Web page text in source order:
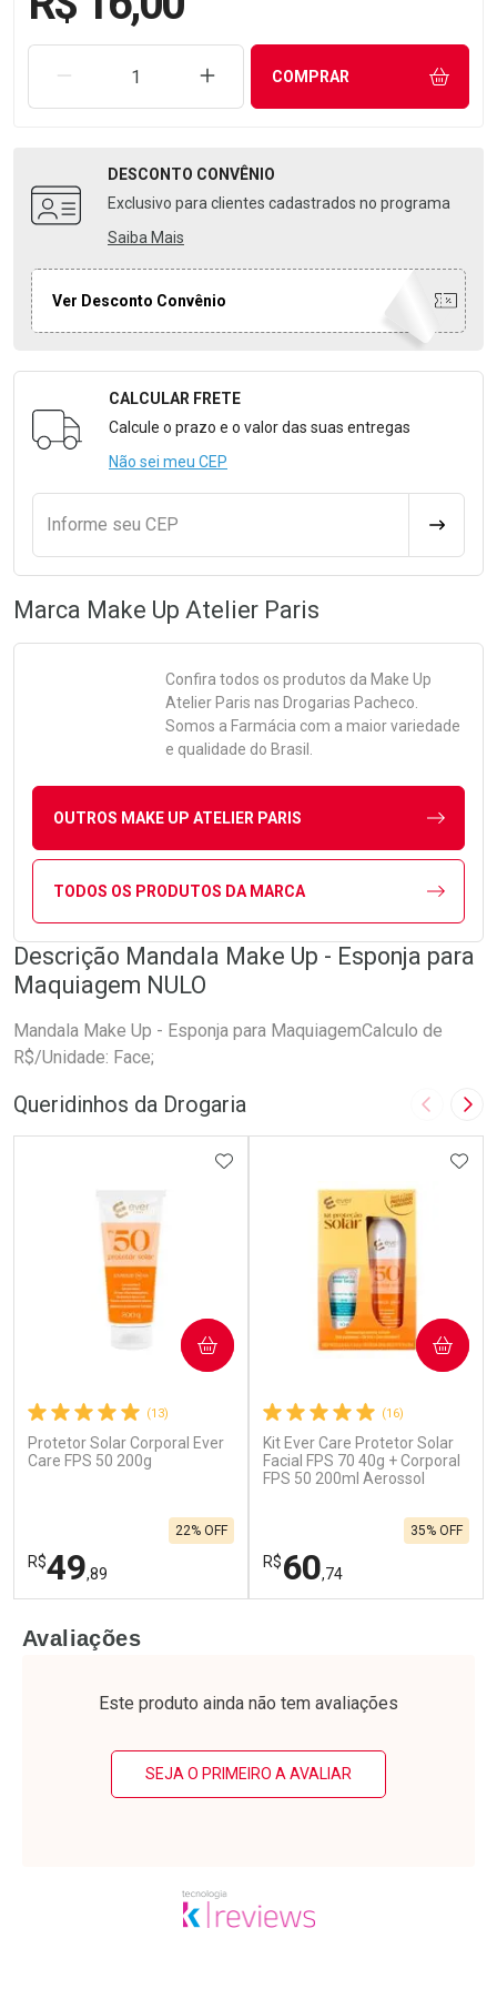
REMOVER UMA UNIDADEAUMENTAR UMA UNIDADE
COMPRAR
DESCONTO CONVÊNIO
Exclusivo para clientes cadastrados no programa
Saiba Mais
Ver Desconto Convênio
Formulário para Calcular o Frete
CALCULAR FRETE
Calcule o prazo e o valor das suas entregas
Não sei meu CEP
Informe seu CEP
Marca Make Up Atelier Paris
Confira todos os produtos da Make Up
Atelier Paris nas Drogarias Pacheco.
Somos a Farmácia com a maior variedade
e qualidade do Brasil.
OUTROS MAKE UP ATELIER PARIS
TODOS OS PRODUTOS DA MARCA
Descrição Mandala Make Up - Esponja para
Maquiagem NULO
Mandala Make Up - Esponja para MaquiagemCalculo de
R$/Unidade: Face;
Queridinhos da Drogaria Imagem
(13)
Protetor Solar Corporal Ever
Care FPS 50 200g
R$49,89
22% OFF
ADICIONAR AOS FAVORITOS
COMPRAR
Laboratório
Por Menos
(16)
Kit Ever Care Protetor Solar
Facial FPS 70 40g + Corporal
FPS 50 200ml Aerossol
R$60,74
35% OFF
COMPRAR
Laboratório
Por Menos
Avaliações
Este produto ainda não tem avaliações
SEJA O PRIMEIRO A AVALIAR